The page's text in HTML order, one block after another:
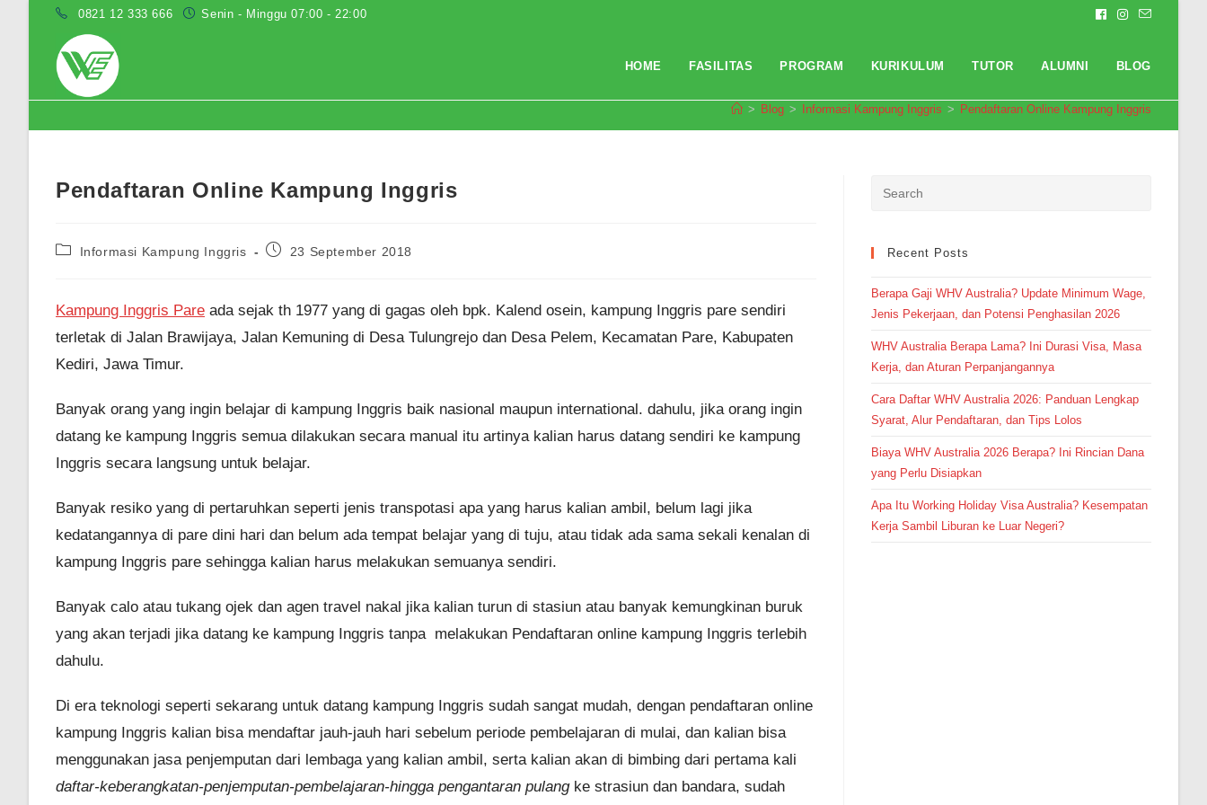
0821 12 333 666 Senin - Minggu 07:00 - 22:00
HOME FASILITAS PROGRAM KURIKULUM TUTOR ALUMNI BLOG
> Blog > Informasi Kampung Inggris > Pendaftaran Online Kampung Inggris
Pendaftaran Online Kampung Inggris
PostInformasi Kampung Inggris
Post23 September 2018
Kampung Inggris Pare ada sejak th 1977 yang di gagas oleh bpk. Kalend osein, kampung Inggris pare sendiri
terletak di Jalan Brawijaya, Jalan Kemuning di Desa Tulungrejo dan Desa Pelem, Kecamatan Pare, Kabupaten
Kediri, Jawa Timur.
Banyak orang yang ingin belajar di kampung Inggris baik nasional maupun international. dahulu, jika orang ingin
datang ke kampung Inggris semua dilakukan secara manual itu artinya kalian harus datang sendiri ke kampung
Inggris secara langsung untuk belajar.
Banyak resiko yang di pertaruhkan seperti jenis transpotasi apa yang harus kalian ambil, belum lagi jika
kedatangannya di pare dini hari dan belum ada tempat belajar yang di tuju, atau tidak ada sama sekali kenalan di
kampung Inggris pare sehingga kalian harus melakukan semuanya sendiri.
Banyak calo atau tukang ojek dan agen travel nakal jika kalian turun di stasiun atau banyak kemungkinan buruk
yang akan terjadi jika datang ke kampung Inggris tanpa melakukan Pendaftaran online kampung Inggris terlebih
dahulu.
Di era teknologi seperti sekarang untuk datang kampung Inggris sudah sangat mudah, dengan pendaftaran online
kampung Inggris kalian bisa mendaftar jauh-jauh hari sebelum periode pembelajaran di mulai, dan kalian bisa
menggunakan jasa penjemputan dari lembaga yang kalian ambil, serta kalian akan di bimbing dari pertama kali
daftar-keberangkatan-penjemputan-pembelajaran-hingga pengantaran pulangke strasiun dan bandara, sudah
Recent Posts
Berapa Gaji WHV Australia? Update Minimum Wage,
Jenis Pekerjaan, dan Potensi Penghasilan 2026
WHV Australia Berapa Lama? Ini Durasi Visa, Masa
Kerja, dan Aturan Perpanjangannya
Cara Daftar WHV Australia 2026: Panduan Lengkap
Syarat, Alur Pendaftaran, dan Tips Lolos
Biaya WHV Australia 2026 Berapa? Ini Rincian Dana
yang Perlu Disiapkan
Apa Itu Working Holiday Visa Australia? Kesempatan
Kerja Sambil Liburan ke Luar Negeri?